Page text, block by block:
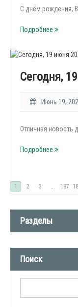
С днём рождения,
Подробнее
Сегодня,
Июнь 19,
Отличная новость
Подробнее
1 2 3 ... 187
Разделы
Новости
СМИ о нас (1)
Поиск